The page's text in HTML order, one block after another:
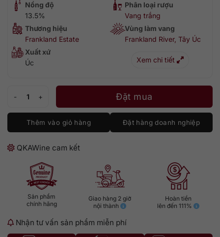
Nồng độ
13.5%
Phân loại rượu
Vang trắng
Thương hiệu
Frankland Estate
Vùng làm vang
Frankland River, Tây Úc
Xuất xứ
Úc
Xem chi tiết
Frankland Estate Isolation Ridge Riesling số lượng
Đặt mua
Thêm vào giỏ hàng Đặt hàng doanh nghiệp
QKAWine cam kết
Sản phẩm
chính hãng
Giao hàng 2 giờ
nội thành
Hoàn tiền
lên đến 111%
Nhận tư vấn sản phẩm miễn phí